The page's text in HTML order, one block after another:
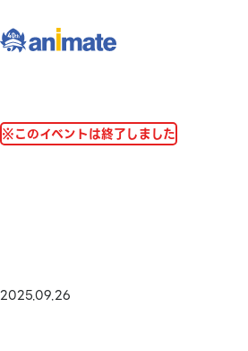
※このイベントは終了しました
2025.09.26